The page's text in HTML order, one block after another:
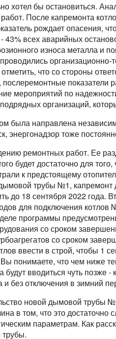
хотел бы остановиться.
После капремонта
рождает опасения,
43% всех аварийных
износа металла и
что со стороны
показатели
мероприятий по
организаций,
была направлена
энергонадзор тоже
ремонтных работ. Ее
будет достаточно для
к предстоящему
трубы №1,
18 сентября 2022 года.
для подключения
программы
со сроком
со сроком
ввести в строй, чтобы 1
понимаете, что чем ниже
вводиться чуть позже -
без отключения в зимний
новой дымовой трубы
в том, что это
параметрам. Как